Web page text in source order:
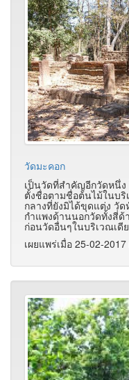
วัดมะคอก
เป็นวัดที่สำคัญอีกวัดหนึ่
ตั้งชื่อตามชื่อต้นไม้ในบ
กลางที่ยังมิได้ขุดแต่ง วั
กำแพงด้านนอกวัดทั้งสี่ด้
ก่อนวัดอื่นๆในบริเวณเดี
เผยแพร่เมื่อ 25-02-